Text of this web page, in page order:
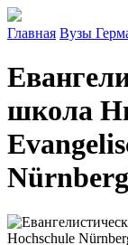
Главная Вузы
школа
Nürnberg